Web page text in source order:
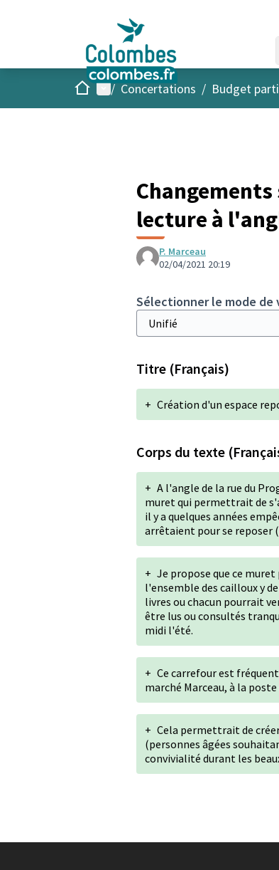
AccueilMenu principal
/ Concertations / Budget
lecture à
P. Marceau
02/04/2021 20:19
Sélectionner le mode de
Titre (Français)
+ Création d'un espace
Corps du texte
+ A l'angle de la rue du
muret qui permettrait de
il y a quelques années
arrêtaient pour se reposer
+ Je propose que ce
l'ensemble des cailloux y
livres ou chacun pourrait
être lus ou consultés
midi l'été.
+ Ce carrefour est
marché Marceau, à la
+ Cela permettrait de
(personnes âgées
convivialité durant les